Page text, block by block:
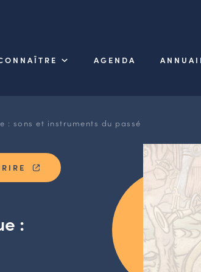
AGENDA
: sons et instruments du passé
: